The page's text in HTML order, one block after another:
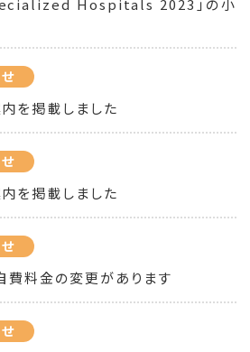
Hospitals 2023」の小
を掲載しました
を掲載しました
費料金の変更があります